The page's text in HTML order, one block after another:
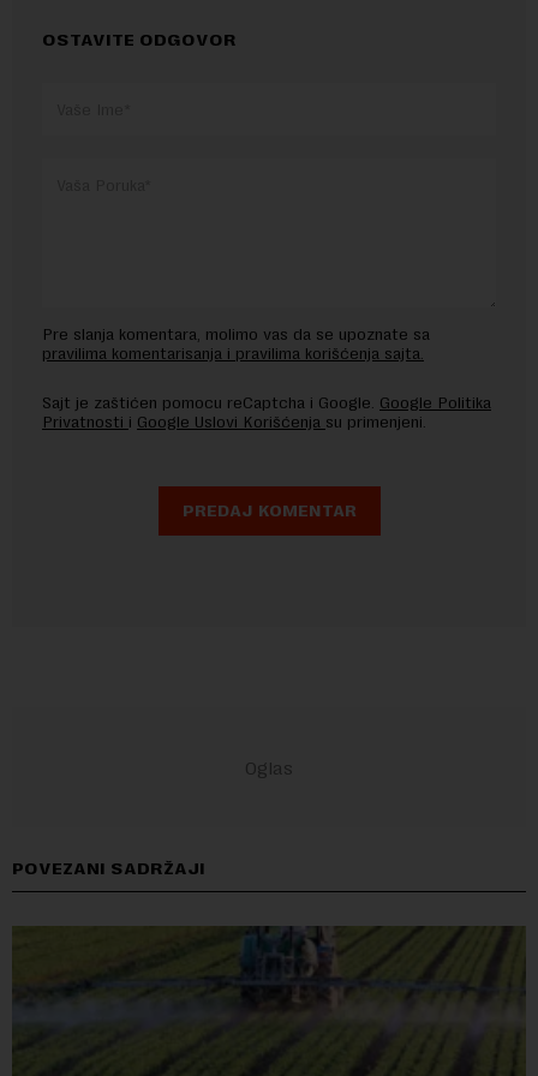
OSTAVITE ODGOVOR
Pre slanja komentara, molimo vas da se upoznate sa
pravilima komentarisanja i pravilima korišćenja sajta.
Sajt je zaštićen pomocu reCaptcha i Google. Google Politika
Privatnosti i Google Uslovi Korišćenja su primenjeni.
POVEZANI SADRŽAJI